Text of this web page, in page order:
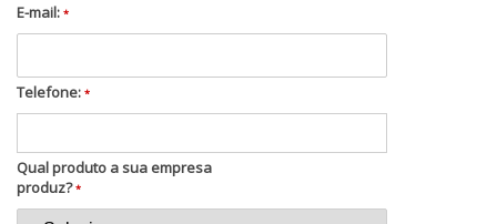
E-mail: *
Telefone: *
Qual produto a sua empresa
produz?*